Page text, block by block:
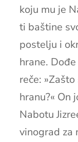
koju mu je
ti baštine
postelju i
hrane.
reče:
hranu?« On
Nabotu
vinograd za